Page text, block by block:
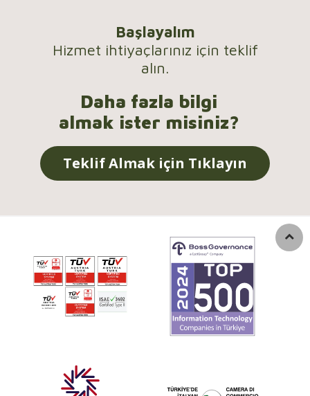
Başlayalım
Hizmet ihtiyaçlarınız için teklif
alın.
Daha fazla bilgi
almak ister misiniz?
Teklif Almak için Tıklayın